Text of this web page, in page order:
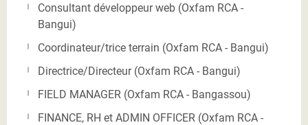
Consultant développeur web (Oxfam RCA -
Bangui)
Coordinateur/trice terrain (Oxfam RCA - Bangui)
Directrice/Directeur (Oxfam RCA - Bangui)
FIELD MANAGER (Oxfam RCA - Bangassou)
FINANCE, RH et ADMIN OFFICER (Oxfam RCA -